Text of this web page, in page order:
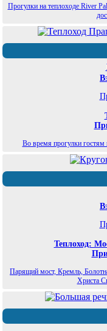
Прогулки на теплоходе River
Во время прогулки
Теплоход:
Парящий мост, Кремль,
Христа